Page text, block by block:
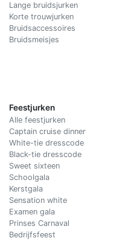
Lange bruidsjurken
Korte trouwjurken
Bruidsaccessoires
Bruidsmeisjes
Feestjurken
Alle feestjurken
Captain cruise dinner
White-tie dresscode
Black-tie dresscode
Sweet sixteen
Schoolgala
Kerstgala
Sensation white
Examen gala
Prinses Carnaval
Bedrijfsfeest